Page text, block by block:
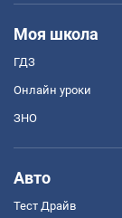
Моя школа
ГДЗ
Онлайн уроки
ЗНО
Авто
Тест Драйв